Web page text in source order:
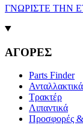
ΓΝΩΡΙΣΤΕ ΤΗΝ
ΑΓΟΡΕΣ
Parts Finder
Ανταλλακτικά
Τρακτέρ
Λιπαντικά
Προσφορές